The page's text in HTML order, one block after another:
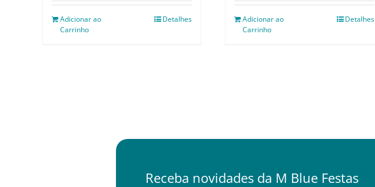
Adicionar ao
Carrinho
Detalhes
Adicionar ao
Carrinho
Detalhes
Receba novidades da M Blue Festas